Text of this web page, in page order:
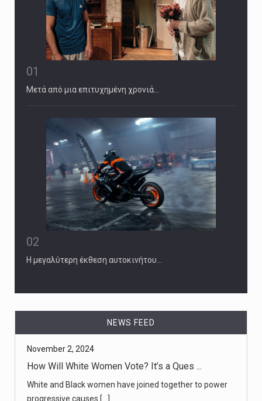
01
Μετά από μια επιτυχημένη χρονιά…
02
Η μεγαλύτερη έκθεση αυτοκινήτου…
NEWS FEED
How Will White Women Vote? It’s a Ques ...
White and Black women have joined together to power
progressive causes [...]
Khamenei Threatens Israel With ‘Crushi ...